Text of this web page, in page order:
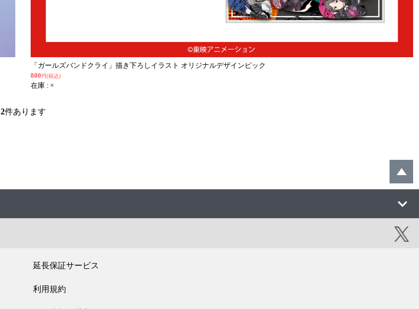
「ガールズバンドクライ」描き下ろしイラスト オリジナルデザインピック
800 円(税込)
在庫 : ×
2件あります
延長保証サービス
利用規約